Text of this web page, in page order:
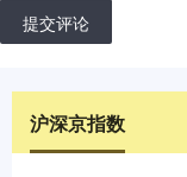
提交评论
沪深京指数